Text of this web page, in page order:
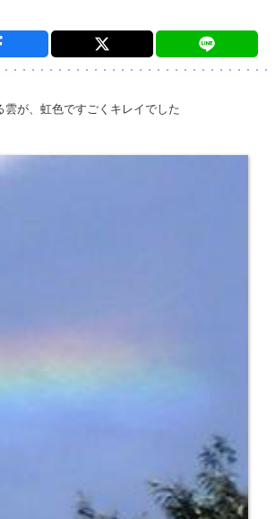
が、虹色ですごくキレイでした